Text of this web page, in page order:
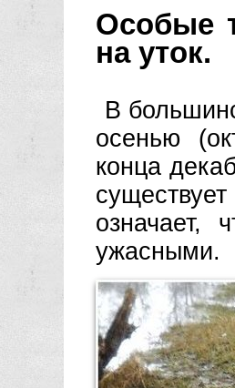
Особые
на уток.
В
осенью
конца
означает,
ужасными.